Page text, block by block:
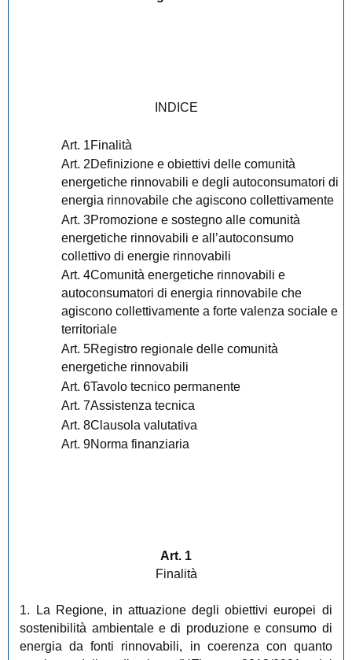
INDICE
Art. 1Finalità
Art. 2Definizione e obiettivi delle comunità
energetiche rinnovabili e degli autoconsumatori di
energia rinnovabile che agiscono collettivamente
Art. 3Promozione e sostegno alle comunità
energetiche rinnovabili e all’autoconsumo
collettivo di energie rinnovabili
Art. 4Comunità energetiche rinnovabili e
autoconsumatori di energia rinnovabile che
agiscono collettivamente a forte valenza sociale e
territoriale
Art. 5Registro regionale delle comunità
energetiche rinnovabili
Art. 6Tavolo tecnico permanente
Art. 7Assistenza tecnica
Art. 8Clausola valutativa
Art. 9Norma finanziaria
Art. 1
Finalità
1. La Regione, in attuazione degli obiettivi europei di
sostenibilità ambientale e di produzione e consumo di
energia da fonti rinnovabili, in coerenza con quanto